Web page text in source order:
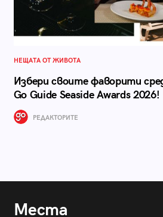
НЕЩАТА ОТ ЖИВОТА
Избери своите фаворити
Go Guide Seaside Awards 2026!
РЕДАКТОРИТЕ
Места